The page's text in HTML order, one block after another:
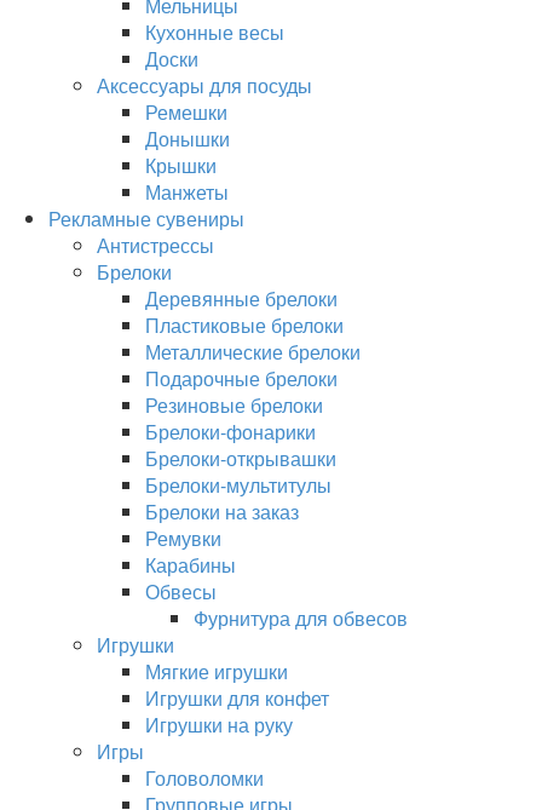
Кухонные весы
Доски
Аксессуары для посуды
Ремешки
Донышки
Крышки
Манжеты
Рекламные сувениры
Антистрессы
Брелоки
Деревянные брелоки
Пластиковые брелоки
Металлические брелоки
Подарочные брелоки
Резиновые брелоки
Брелоки-фонарики
Брелоки-открывашки
Брелоки-мультитулы
Брелоки на заказ
Ремувки
Карабины
Обвесы
Фурнитура для обвесов
Игрушки
Мягкие игрушки
Игрушки для конфет
Игрушки на руку
Игры
Головоломки